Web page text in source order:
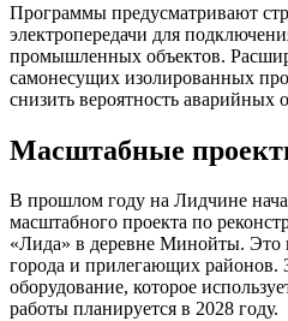
Программы предусматривают
электропередачи для
промышленных объектов.
самонесущих изолированных
снизить вероятность аварийных
Масштабные
В прошлом году на Лидчине
масштабного проекта по
«Лида» в деревне Минойты. Это
города и прилегающих районов.
оборудование, которое
работы планируется в 2028 году.